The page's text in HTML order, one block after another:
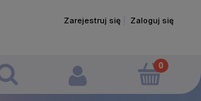
Zarejestruj się Zaloguj się